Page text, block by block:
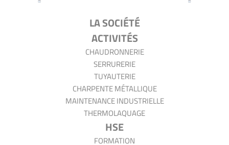
LA SOCIÉTÉ
ACTIVITÉS
CHAUDRONNERIE
SERRURERIE
TUYAUTERIE
CHARPENTE MÉTALLIQUE
MAINTENANCE INDUSTRIELLE
THERMOLAQUAGE
HSE
FORMATION